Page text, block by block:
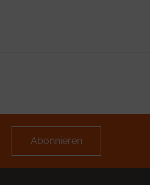
Abonnieren